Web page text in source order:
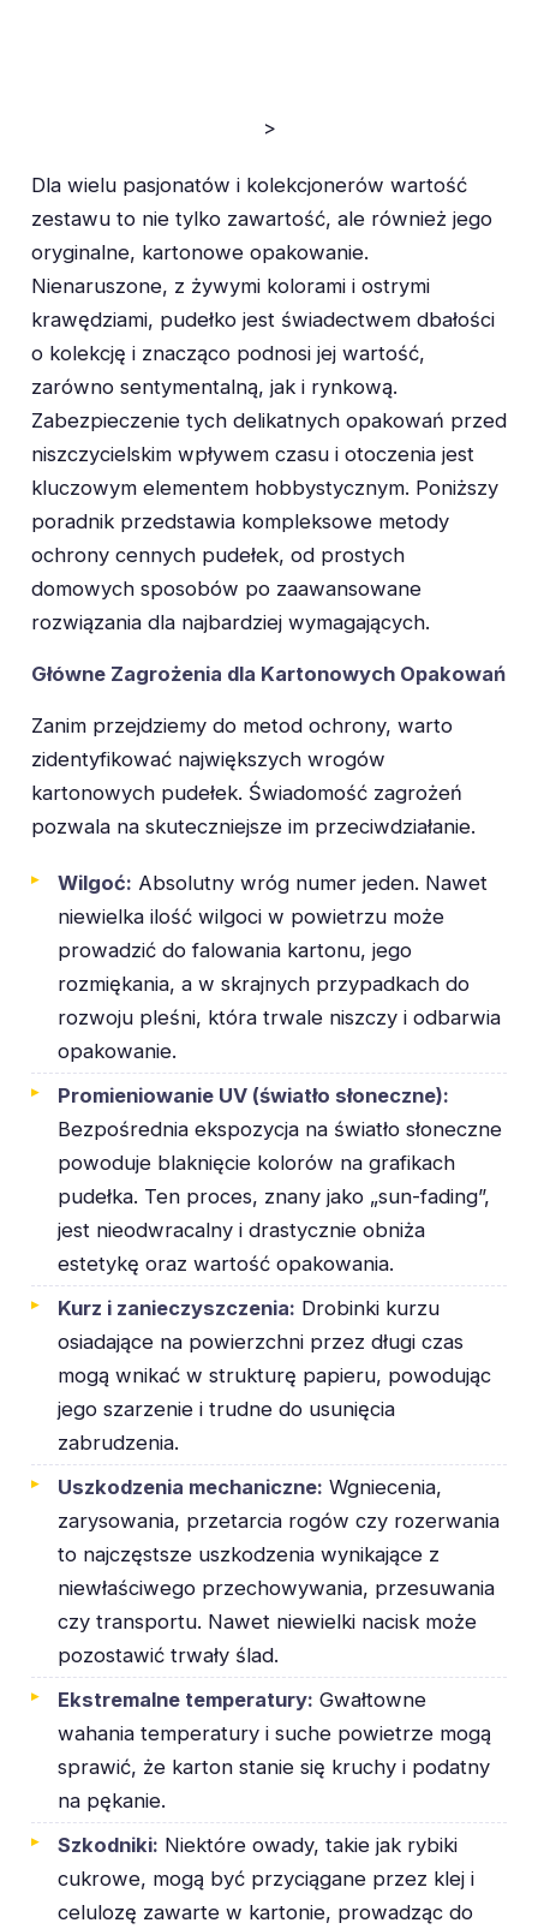
>
Dla wielu pasjonatów i kolekcjonerów wartość
zestawu to nie tylko zawartość, ale również jego
oryginalne, kartonowe opakowanie.
Nienaruszone, z żywymi kolorami i ostrymi
krawędziami, pudełko jest świadectwem dbałości
o kolekcję i znacząco podnosi jej wartość,
zarówno sentymentalną, jak i rynkową.
Zabezpieczenie tych delikatnych opakowań przed
niszczycielskim wpływem czasu i otoczenia jest
kluczowym elementem hobbystycznym. Poniższy
poradnik przedstawia kompleksowe metody
ochrony cennych pudełek, od prostych
domowych sposobów po zaawansowane
rozwiązania dla najbardziej wymagających.
Główne Zagrożenia dla Kartonowych Opakowań
Zanim przejdziemy do metod ochrony, warto
zidentyfikować największych wrogów
kartonowych pudełek. Świadomość zagrożeń
pozwala na skuteczniejsze im przeciwdziałanie.
Wilgoć: Absolutny wróg numer jeden. Nawet
niewielka ilość wilgoci w powietrzu może
prowadzić do falowania kartonu, jego
rozmiękania, a w skrajnych przypadkach do
rozwoju pleśni, która trwale niszczy i odbarwia
opakowanie.
Promieniowanie UV (światło słoneczne):
Bezpośrednia ekspozycja na światło słoneczne
powoduje blaknięcie kolorów na grafikach
pudełka. Ten proces, znany jako „sun-fading”,
jest nieodwracalny i drastycznie obniża
estetykę oraz wartość opakowania.
Kurz i zanieczyszczenia: Drobinki kurzu
osiadające na powierzchni przez długi czas
mogą wnikać w strukturę papieru, powodując
jego szarzenie i trudne do usunięcia
zabrudzenia.
Uszkodzenia mechaniczne: Wgniecenia,
zarysowania, przetarcia rogów czy rozerwania
to najczęstsze uszkodzenia wynikające z
niewłaściwego przechowywania, przesuwania
czy transportu. Nawet niewielki nacisk może
pozostawić trwały ślad.
Ekstremalne temperatury: Gwałtowne
wahania temperatury i suche powietrze mogą
sprawić, że karton stanie się kruchy i podatny
na pękanie.
Szkodniki: Niektóre owady, takie jak rybiki
cukrowe, mogą być przyciągane przez klej i
celulozę zawarte w kartonie, prowadząc do